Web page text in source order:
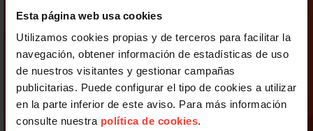
Esta página web usa cookies
Utilizamos cookies propias y de terceros para facilitar la
navegación, obtener información de estadísticas de uso
de nuestros visitantes y gestionar campañas
publicitarias. Puede configurar el tipo de cookies a utilizar
en la parte inferior de este aviso. Para más información
consulte nuestra política de cookies.